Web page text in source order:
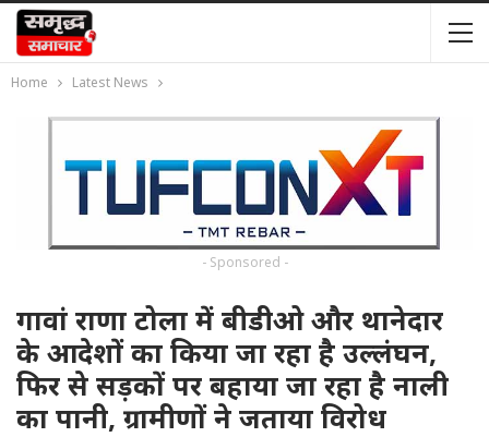
Home Latest News
- Sponsored -
गावां राणा टोला में बीडीओ और थानेदार
के आदेशों का किया जा रहा है उल्लंघन,
फिर से सड़कों पर बहाया जा रहा है नाली
का पानी, ग्रामीणों ने जताया विरोध